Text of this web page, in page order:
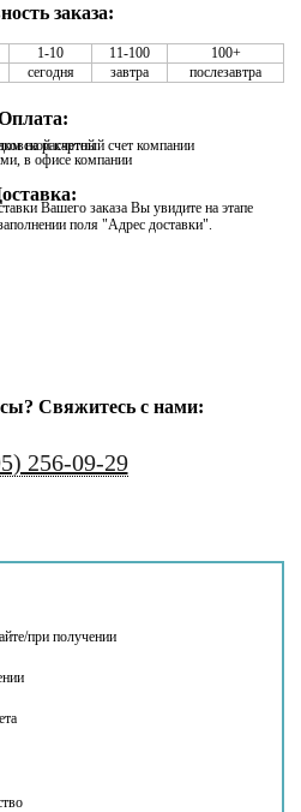
заказа:
1-10 11-100
100+
сегодня завтра послезавтра
на расчетный счет компании
картой
в офисе компании
Вашего заказа Вы увидите на этапе
поля "Адрес доставки".
Свяжитесь с нами:
256-09-29
при получении